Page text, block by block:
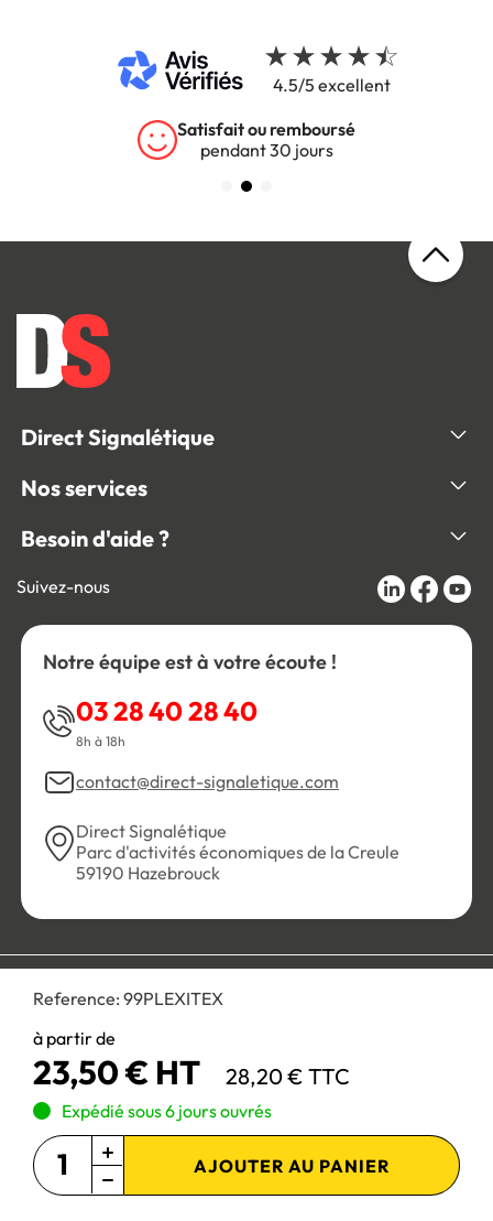
Reference: 99PLEXITEX
à partir de
23,50 € HT 28,20 € TTC
Expédié sous 6 jours ouvrés
AJOUTER AU PANIER
4.5/5 excellent
Satisfait ou remboursé
pendant 30 jours
Direct Signalétique
Nos services
Besoin d'aide ?
Suivez-nous
Notre équipe est à votre écoute !
03 28 40 28 40
8h à 18h
contact@direct-signaletique.com
Direct Signalétique
Parc d'activités économiques de la Creule
59190 Hazebrouck
Personnaliser les cookies
Paiement 100% sécurisé :
Site réservé aux professionnels